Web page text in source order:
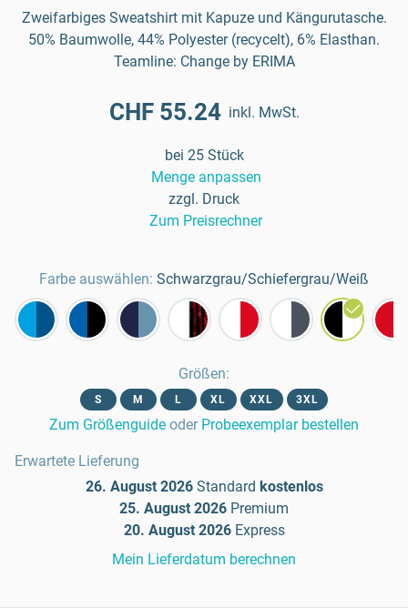
Zweifarbiges Sweatshirt mit Kapuze und Kängurutasche.
50% Baumwolle, 44% Polyester (recycelt), 6% Elasthan.
Teamline: Change by ERIMA
CHF 55.24 inkl. MwSt.
bei 25 Stück
Menge anpassen
zzgl. Druck
Zum Preisrechner
Farbe auswählen: Schwarzgrau/Schiefergrau/Weiß
Größen:
S M L XL XXL 3XL
Zum Größenguide oder Probeexemplar bestellen
Erwartete Lieferung
26. August 2026 Standard kostenlos
25. August 2026 Premium
20. August 2026 Express
Mein Lieferdatum berechnen